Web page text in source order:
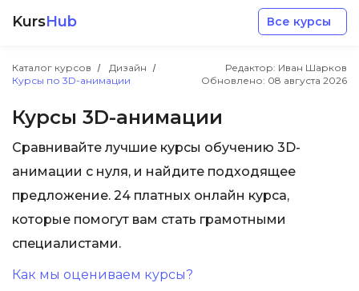
KursHub Все курсы
Каталог курсов
Дизайн
Курсы по 3D-анимации
Редактор: Иван Шарков
Обновлено: 08 августа 2026
Курсы 3D-анимации
Сравнивайте лучшие курсы обучению 3D-
анимации с нуля, и найдите подходящее
предложение. 24 платных онлайн курса,
которые помогут вам стать грамотными
специалистами.
Как мы оцениваем курсы?
Разработка
Маркетинг